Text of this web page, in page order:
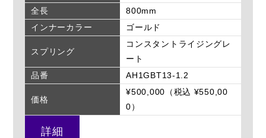
全長
800mm
インナーカラー
ゴールド
スプリング
コンスタントライジングレ
ート
品番
AH1GBT13-1.2
価格
¥500,000（税込 ¥550,00
0）
詳細